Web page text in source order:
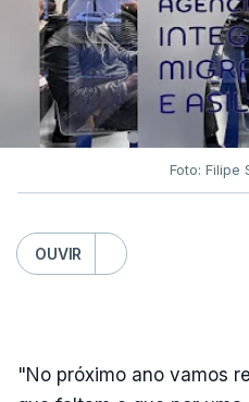
Foto: Filipe
OUVIR
"No próximo ano vamos